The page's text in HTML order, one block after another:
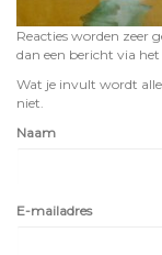
Reacties worden zeer
dan een bericht via
Wat je invult wordt
niet.
Naam
E-mailadres